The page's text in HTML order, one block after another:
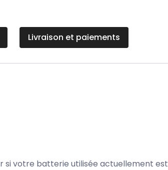
Livraison et paiements
si votre batterie utilisée actuellement